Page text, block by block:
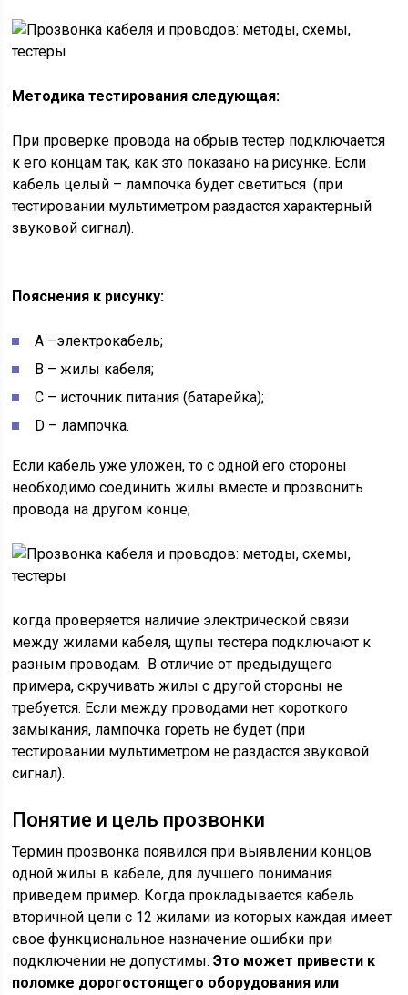
Методика тестирования следующая:
При проверке провода на обрыв тестер подключается
к его концам так, как это показано на рисунке. Если
кабель целый – лампочка будет светиться (при
тестировании мультиметром раздастся характерный
звуковой сигнал).
Пояснения к рисунку:
A –электрокабель;
B – жилы кабеля;
С – источник питания (батарейка);
D – лампочка.
Если кабель уже уложен, то с одной его стороны
необходимо соединить жилы вместе и прозвонить
провода на другом конце;
когда проверяется наличие электрической связи
между жилами кабеля, щупы тестера подключают к
разным проводам. В отличие от предыдущего
примера, скручивать жилы с другой стороны не
требуется. Если между проводами нет короткого
замыкания, лампочка гореть не будет (при
тестировании мультиметром не раздастся звуковой
сигнал).
Понятие и цель прозвонки
Термин прозвонка появился при выявлении концов
одной жилы в кабеле, для лучшего понимания
приведем пример. Когда прокладывается кабель
вторичной цепи с 12 жилами из которых каждая имеет
свое функциональное назначение ошибки при
подключении не допустимы.Это может привести к
поломке дорогостоящего оборудования или